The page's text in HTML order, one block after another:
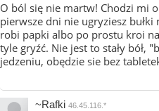
O ból się nie martw! Chodzi mi
pierwsze dni nie ugryziesz
robi papki albo po prostu kroi
tyle gryźć. Nie jest to stały bół,
jedzeniu, obędzie sie bez
~Rafki 46.45.116.*